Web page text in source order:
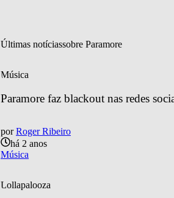
Últimas notíciassobre Paramore
Música
Paramore faz blackout nas redes
por Roger Ribeiro
há 2 anos
Música
Lollapalooza